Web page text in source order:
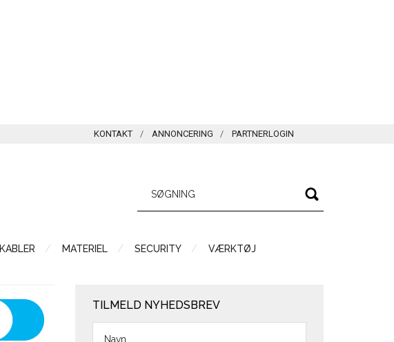
KONTAKT ANNONCERING PARTNERLOGIN
KABLER MATERIEL SECURITY VÆRKTØJ
TILMELD NYHEDSBREV